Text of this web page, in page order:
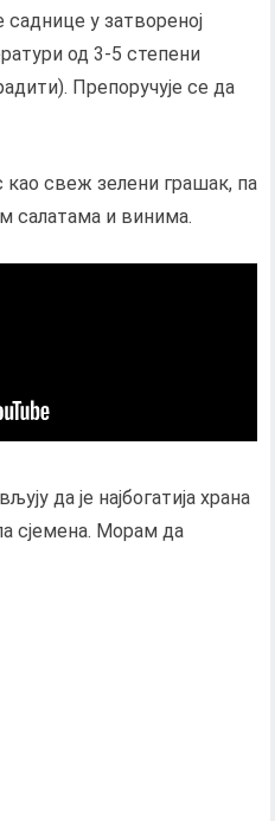
у затвореној
од 3-5 степени
Препоручује се да
свеж зелени грашак, па
салатама и винима.
да је најбогатија храна
сјемена. Морам да